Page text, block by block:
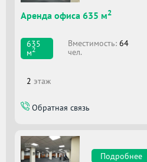
Аренда офиса 635 м2
635
м2
Вместимоcть:64
чел.
2 этаж
Обратная связь
Подробнее